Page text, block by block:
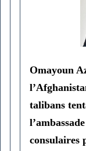
Omayoun
talibans
consulaires